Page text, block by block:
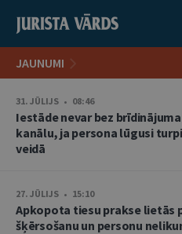
JAUNUMI
31. JŪLIJS • 08:46
Iestāde nevar bez
kanālu, ja persona lūgusi
veidā
27. JŪLIJS • 15:10
Apkopota tiesu prakse lietās
šķērsošanu un personu